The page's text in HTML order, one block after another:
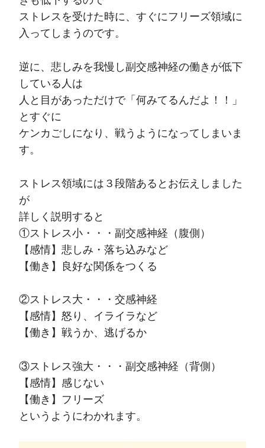
ストレスを受けた時に、すぐにフリーズ領域に
入ってしまうのです。
逆に、悲しみを我慢し副交感神経の働きが低下
している人は
人と目があっただけで「何みてるんだよ！！」
とすぐに
ケンカごしになり、戦うようになってしまいま
す。
ストレス領域には３段階あるとお伝えしました
が
詳しく説明すると
①ストレス小・・・副交感神経（腹側）
【感情】悲しみ・落ち込みなど
【働き】良好な関係をつくる
②ストレス大・・・交感神経
【感情】怒り、イライラなど
【働き】戦うか、逃げるか
③ストレス強大・・・副交感神経（背側）
【感情】感じない
【働き】フリーズ
というようにわかれます。